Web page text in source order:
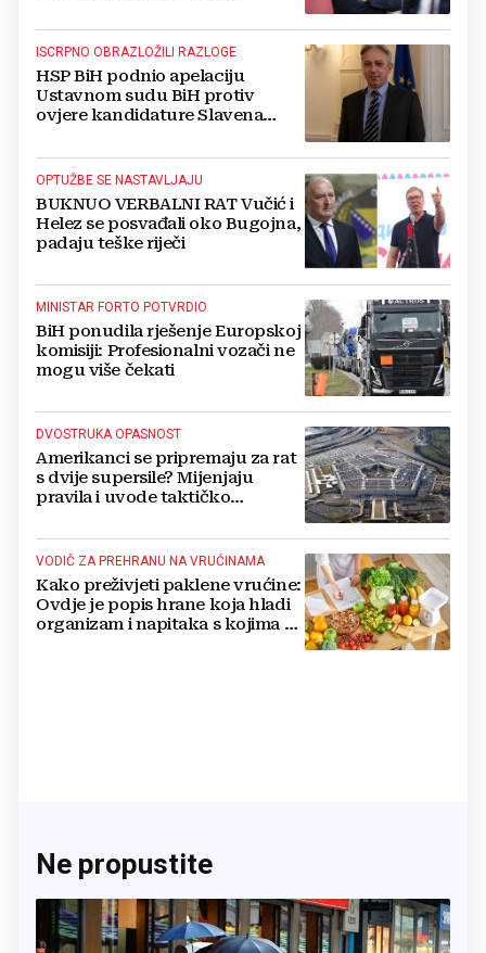
ISCRPNO OBRAZLOŽILI RAZLOGE
HSP BiH podnio apelaciju
Ustavnom sudu BiH protiv
ovjere kandidature Slavena
OPTUŽBE SE NASTAVLJAJU
BUKNUO VERBALNI RAT Vučić i
Helez se posvađali oko Bugojna,
padaju teške riječi
MINISTAR FORTO POTVRDIO
BiH ponudila rješenje Europskoj
komisiji: Profesionalni vozači ne
mogu više čekati
DVOSTRUKA OPASNOST
Amerikanci se pripremaju za rat
s dvije supersile? Mijenjaju
pravila i uvode taktičko
VODIČ ZA PREHRANU NA VRUĆINAMA
Kako preživjeti paklene vrućine:
Ovdje je popis hrane koja hladi
organizam i napitaka s kojima si
Ne propustite